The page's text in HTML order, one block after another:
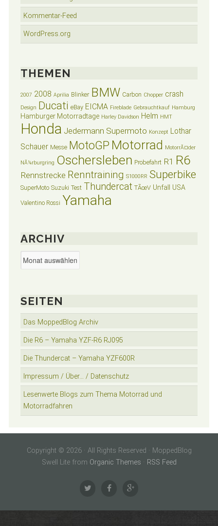
Kommentar-Feed
WordPress.org
THEMEN
2007 2008 Aprilia Blinker BMW Carbon Chopper crash
Design Ducati eBay EICMA Fireblade Gebrauchtkauf Hamburg
Hamburger Motorradtage Harley Davidson Helm HMT
Honda Jedermann Supermoto Konzept Lothar
Schauer Messe MotoGP Motorrad MotorrÃ¤der
NÃ¼rburgring Oschersleben Probefahrt R1 R6
Rennstrecke Renntraining S1000RR Superbike
SuperMoto Suzuki Test Thundercat TÃœV Unfall USA
Valentino Rossi Yamaha
ARCHIV
Archiv
SEITEN
Das MoppedBlog Archiv
Die R6 – Yamaha YZF-R6 RJ095
Die Thundercat – Yamaha YZF600R
Impressum / Über… / Datenschutz
Lesenwerte Blogs zum Thema Motorrad und
Motorradfahren
Copyright © 2026 · All Rights Reserved · MoppedBlog
Swell Lite from Organic Themes · RSS Feed